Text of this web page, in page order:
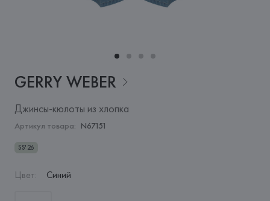
GERRY WEBER
Джинсы-кюлоты из хлопка
Артикул товара: N67151
SS'26
Цвет: Синий